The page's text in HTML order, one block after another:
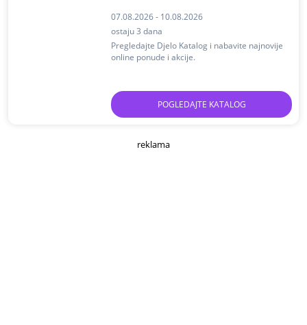
07.08.2026 - 10.08.2026
ostaju 3 dana
Pregledajte Djelo Katalog i nabavite najnovije
online ponude i akcije.
POGLEDAJTE KATALOG
reklama